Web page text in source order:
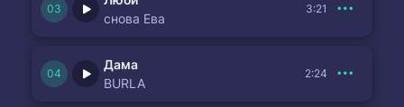
снова Ева
3:21
Дама
BURLA
2:24